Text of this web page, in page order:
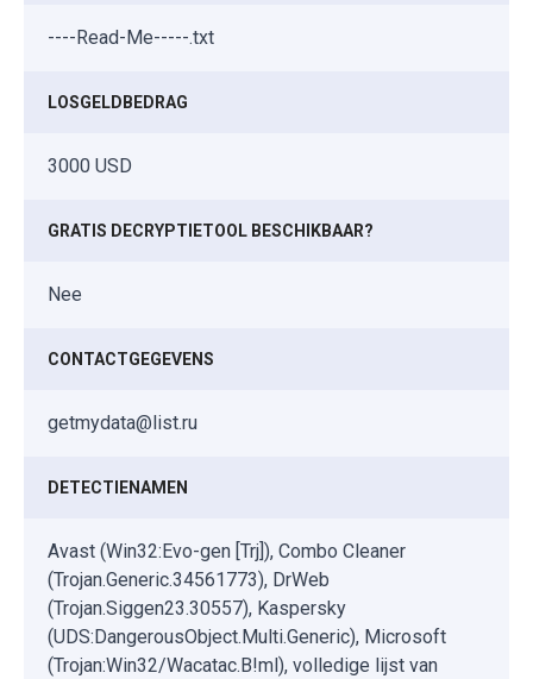
----Read-Me-----.txt
LOSGELDBEDRAG
3000 USD
GRATIS DECRYPTIETOOL BESCHIKBAAR?
Nee
CONTACTGEGEVENS
getmydata@list.ru
DETECTIENAMEN
Avast (Win32:Evo-gen [Trj]), Combo Cleaner
(Trojan.Generic.34561773), DrWeb
(Trojan.Siggen23.30557), Kaspersky
(UDS:DangerousObject.Multi.Generic), Microsoft
(Trojan:Win32/Wacatac.B!ml), volledige lijst van